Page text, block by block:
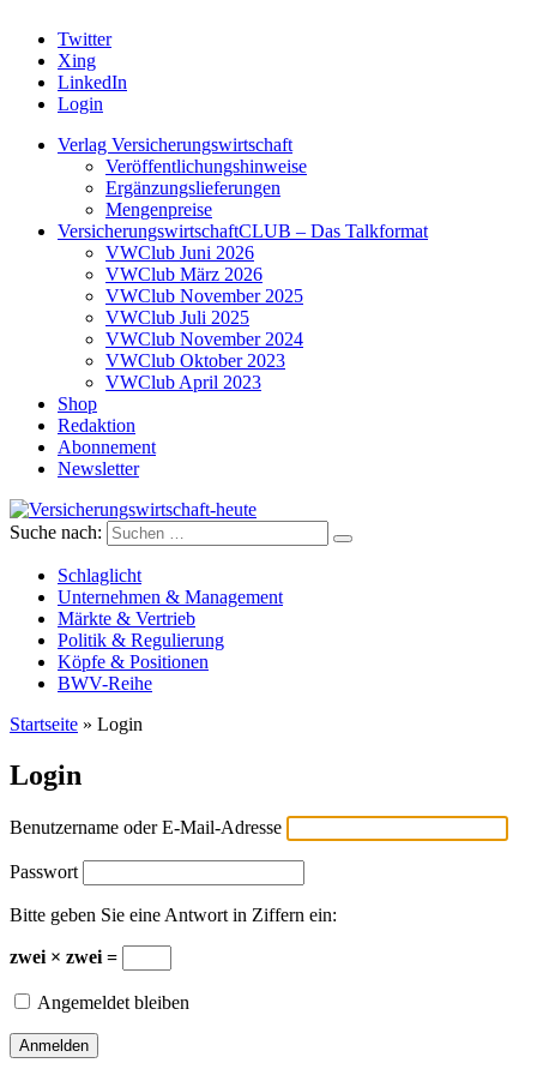
Twitter
Xing
LinkedIn
Login
Verlag Versicherungswirtschaft
Veröffentlichungshinweise
Ergänzungslieferungen
Mengenpreise
VersicherungswirtschaftCLUB – Das Talkformat
VWClub Juni 2026
VWClub März 2026
VWClub November 2025
VWClub Juli 2025
VWClub November 2024
VWClub Oktober 2023
VWClub April 2023
Shop
Redaktion
Abonnement
Newsletter
Versicherungswirtschaft-heute
Suche nach:
Schlaglicht
Unternehmen & Management
Märkte & Vertrieb
Politik & Regulierung
Köpfe & Positionen
BWV-Reihe
Startseite » Login
Login
Benutzername oder E-Mail-Adresse
Passwort
Bitte geben Sie eine Antwort in Ziffern ein:
zwei × zwei =
Angemeldet bleiben